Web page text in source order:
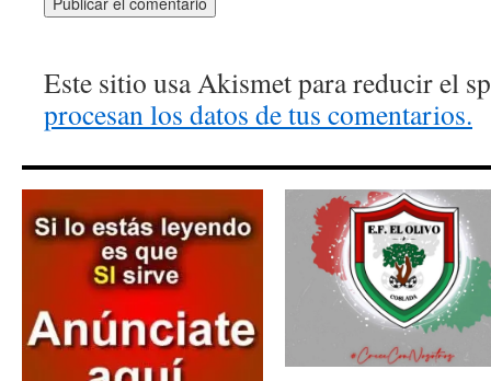
Este sitio usa Akismet para reducir el
procesan los datos de tus comentarios.